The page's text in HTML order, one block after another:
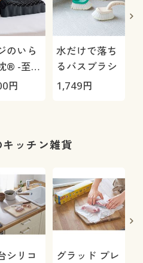
のいら
® -至
円
水だけで落ち
るバスブラシ
1,749円
ッチン雑貨
シリコ
グラッド プレ